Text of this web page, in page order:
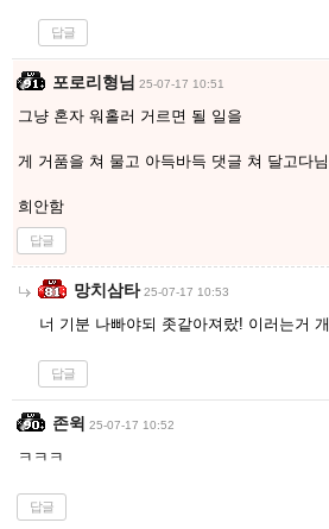
답글
포로리형님 25-07-17 10:51
그냥 혼자 워홀러 거르면 될 일을
게 거품을 쳐 물고 아득바득 댓글 쳐 달고다님
희안함
답글
망치삼타 25-07-17 10:53
너 기분 나빠야되 좃같아져랐! 이러는거
답글
존윅 25-07-17 10:52
ㅋㅋㅋ
답글